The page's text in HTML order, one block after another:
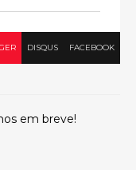
DISQUS FACEBOOK
em breve!